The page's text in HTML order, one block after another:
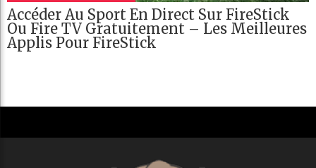
Accéder Au Sport En Direct Sur FireStick
Ou Fire TV Gratuitement – Les Meilleures
Applis Pour FireStick